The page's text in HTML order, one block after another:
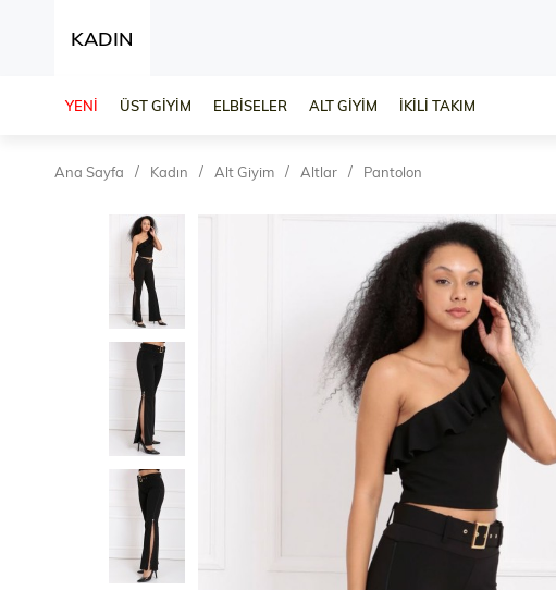
KADIN
YENİ ÜST GİYİM ELBİSELER ALT GİYİM İKİLİ TAKIM
Ana Sayfa Kadın Alt Giyim Altlar Pantolon